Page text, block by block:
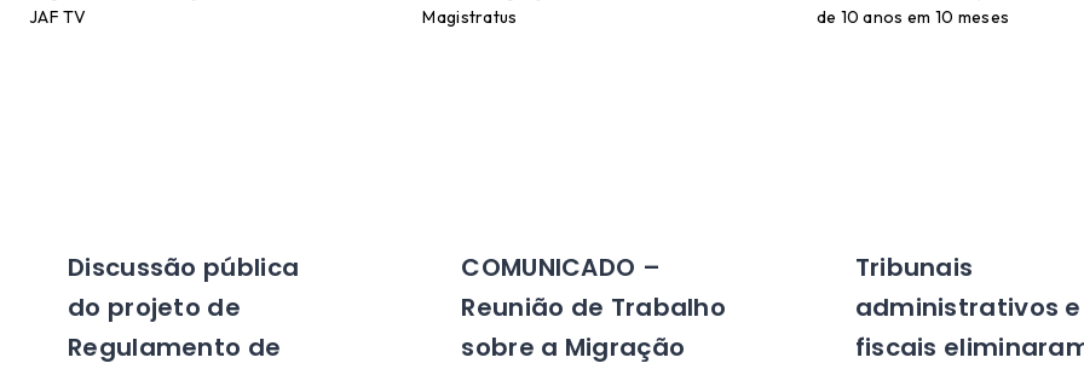
Discussão pública
do projeto de
Regulamento de
COMUNICADO –
Reunião de Trabalho
sobre a Migração
Tribunais
administrativos e
fiscais